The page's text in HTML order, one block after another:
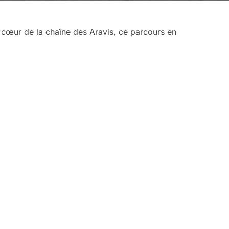
de la chaîne des Aravis, ce parcours en